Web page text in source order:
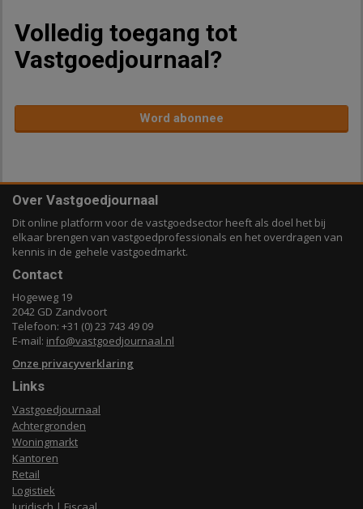
Volledig toegang tot
Vastgoedjournaal?
Word abonnee
Over Vastgoedjournaal
Dit online platform voor de vastgoedsector heeft als doel het bij
elkaar brengen van vastgoedprofessionals en het overdragen van
kennis in de gehele vastgoedmarkt.
Contact
Hogeweg 19
2042 GD Zandvoort
Telefoon: +31 (0) 23 743 49 09
E-mail: info@vastgoedjournaal.nl
Onze privacyverklaring
Links
Vastgoedjournaal
Achtergronden
Woningmarkt
Kantoren
Retail
Logistiek